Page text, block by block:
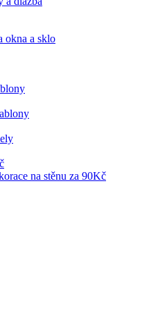
okna a sklo
na stěnu za 90Kč